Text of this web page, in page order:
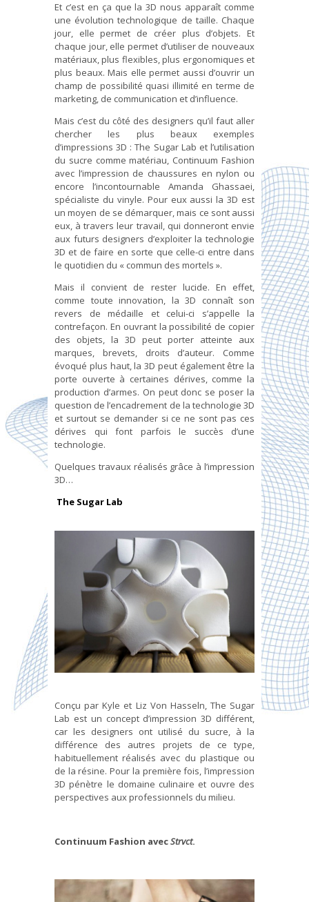
Et c’est en ça que la 3D nous apparaît comme
une évolution technologique de taille. Chaque
jour, elle permet de créer plus d’objets. Et
chaque jour, elle permet d’utiliser de nouveaux
matériaux, plus flexibles, plus ergonomiques et
plus beaux. Mais elle permet aussi d’ouvrir un
champ de possibilité quasi illimité en terme de
marketing, de communication et d’influence.
Mais c’est du côté des designers qu’il faut aller
chercher les plus beaux exemples
d’impressions 3D : The Sugar Lab et l’utilisation
du sucre comme matériau, Continuum Fashion
avec l’impression de chaussures en nylon ou
encore l’incontournable Amanda Ghassaei,
spécialiste du vinyle. Pour eux aussi la 3D est
un moyen de se démarquer, mais ce sont aussi
eux, à travers leur travail, qui donneront envie
aux futurs designers d’exploiter la technologie
3D et de faire en sorte que celle-ci entre dans
le quotidien du « commun des mortels ».
Mais il convient de rester lucide. En effet,
comme toute innovation, la 3D connaît son
revers de médaille et celui-ci s’appelle la
contrefaçon. En ouvrant la possibilité de copier
des objets, la 3D peut porter atteinte aux
marques, brevets, droits d’auteur. Comme
évoqué plus haut, la 3D peut également être la
porte ouverte à certaines dérives, comme la
production d’armes. On peut donc se poser la
question de l’encadrement de la technologie 3D
et surtout se demander si ce ne sont pas ces
dérives qui font parfois le succès d’une
technologie.
Quelques travaux réalisés grâce à l’impression
3D…
The Sugar Lab
Conçu par Kyle et Liz Von Hasseln, The Sugar
Lab est un concept d’impression 3D différent,
car les designers ont utilisé du sucre, à la
différence des autres projets de ce type,
habituellement réalisés avec du plastique ou
de la résine. Pour la première fois, l’impression
3D pénètre le domaine culinaire et ouvre des
perspectives aux professionnels du milieu.
Continuum Fashion avecStrvct.